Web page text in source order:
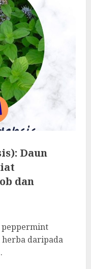
Daun
dan
peppermint
daripada